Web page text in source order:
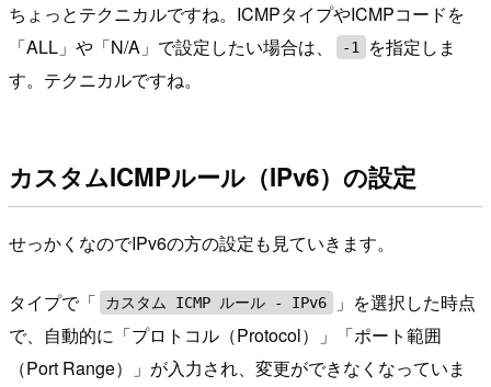
ちょっとテクニカルですね。ICMPタイプやICMPコードを
「ALL」や「N/A」で設定したい場合は、
-1
を指定しま
す。テクニカルですね。
カスタムICMPルール（IPv6）の設定
せっかくなのでIPv6の方の設定も見ていきます。
タイプで「 カスタム ICMP ルール - IPv6
」を選択した時点
で、自動的に「プロトコル（Protocol）」「ポート範囲
（Port Range）」が入力され、変更ができなくなっていま